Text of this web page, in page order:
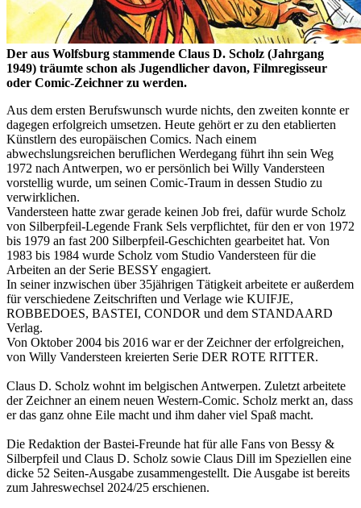
Der aus Wolfsburg stammende Claus D. Scholz (Jahrgang
1949) träumte schon als Jugendlicher davon, Filmregisseur
oder Comic-Zeichner zu werden.
Aus dem ersten Berufswunsch wurde nichts, den zweiten konnte er
dagegen erfolgreich umsetzen. Heute gehört er zu den etablierten
Künstlern des europäischen Comics. Nach einem
abwechslungsreichen beruflichen Werdegang führt ihn sein Weg
1972 nach Antwerpen, wo er persönlich bei Willy Vandersteen
vorstellig wurde, um seinen Comic-Traum in dessen Studio zu
verwirklichen.
Vandersteen hatte zwar gerade keinen Job frei, dafür wurde Scholz
von Silberpfeil-Legende Frank Sels verpflichtet, für den er von 1972
bis 1979 an fast 200 Silberpfeil-Geschichten gearbeitet hat. Von
1983 bis 1984 wurde Scholz vom Studio Vandersteen für die
Arbeiten an der Serie BESSY engagiert.
In seiner inzwischen über 35jährigen Tätigkeit arbeitete er außerdem
für verschiedene Zeitschriften und Verlage wie KUIFJE,
ROBBEDOES, BASTEI, CONDOR und dem STANDAARD
Verlag.
Von Oktober 2004 bis 2016 war er der Zeichner der erfolgreichen,
von Willy Vandersteen kreierten Serie DER ROTE RITTER.
Claus D. Scholz wohnt im belgischen Antwerpen. Zuletzt arbeitete
der Zeichner an einem neuen Western-Comic. Scholz merkt an, dass
er das ganz ohne Eile macht und ihm daher viel Spaß macht.
Die Redaktion der Bastei-Freunde hat für alle Fans von Bessy &
Silberpfeil und Claus D. Scholz sowie Claus Dill im Speziellen eine
dicke 52 Seiten-Ausgabe zusammengestellt. Die Ausgabe ist bereits
zum Jahreswechsel 2024/25 erschienen.